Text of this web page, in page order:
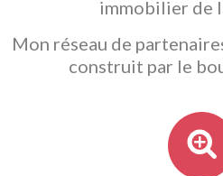
immobilier de
Mon réseau de
construit par le